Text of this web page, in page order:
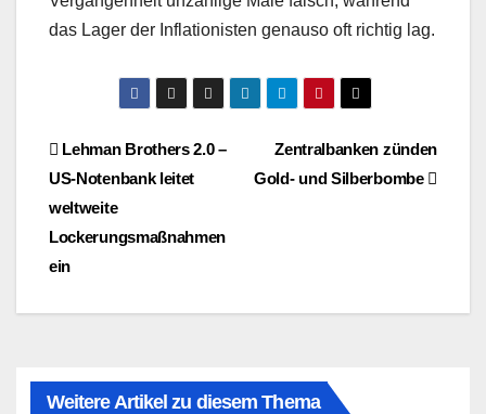
das Lager der Inflationisten genauso oft richtig lag.
BeitragsnavigationZentralbanken zünden
Gold- und Silberbombe
Lehman Brothers 2.0 –
US-Notenbank leitet
weltweite
Lockerungsmaßnahmen
ein
Weitere Artikel zu diesem Thema